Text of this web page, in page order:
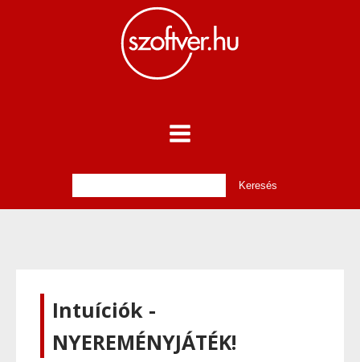
Intuíciók -
NYEREMÉNYJÁTÉK!